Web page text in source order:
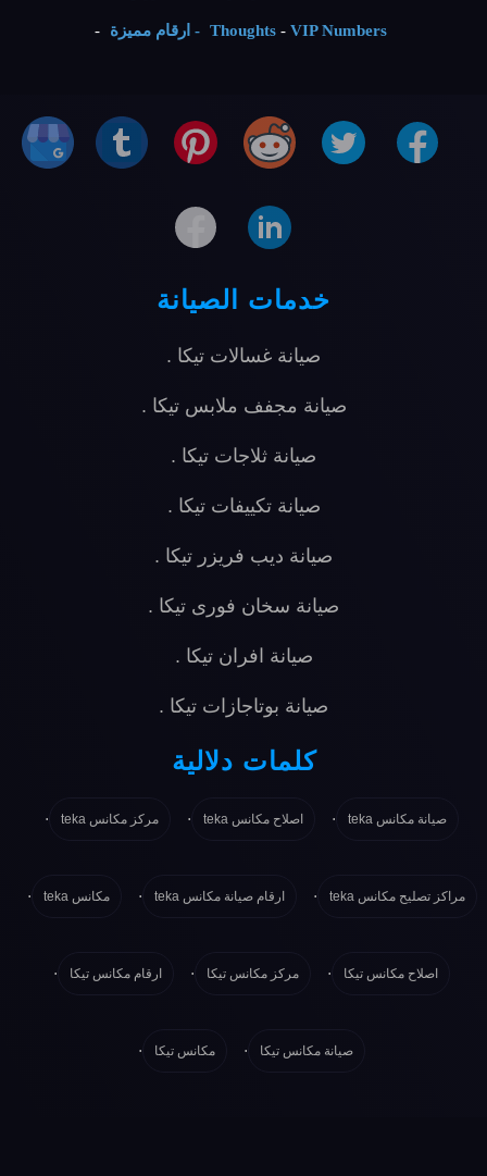
Thoughts - VIP Numbers - ارقام مميزة -
خدمات الصيانة
صيانة غسالات تيكا .
صيانة مجفف ملابس تيكا .
صيانة ثلاجات تيكا .
صيانة تكييفات تيكا .
صيانة ديب فريزر تيكا .
صيانة سخان فورى تيكا .
صيانة افران تيكا .
صيانة بوتاجازات تيكا .
كلمات دلالية
صيانة مكانس teka . اصلاح مكانس teka . مركز مكانس teka .
مراكز تصليح مكانس teka . ارقام صيانة مكانس teka . مكانس teka .
اصلاح مكانس تيكا . مركز مكانس تيكا . ارقام مكانس تيكا .
صيانة مكانس تيكا . مكانس تيكا .